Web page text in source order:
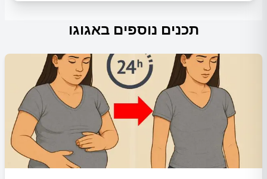
תכנים נוספים באגוגו